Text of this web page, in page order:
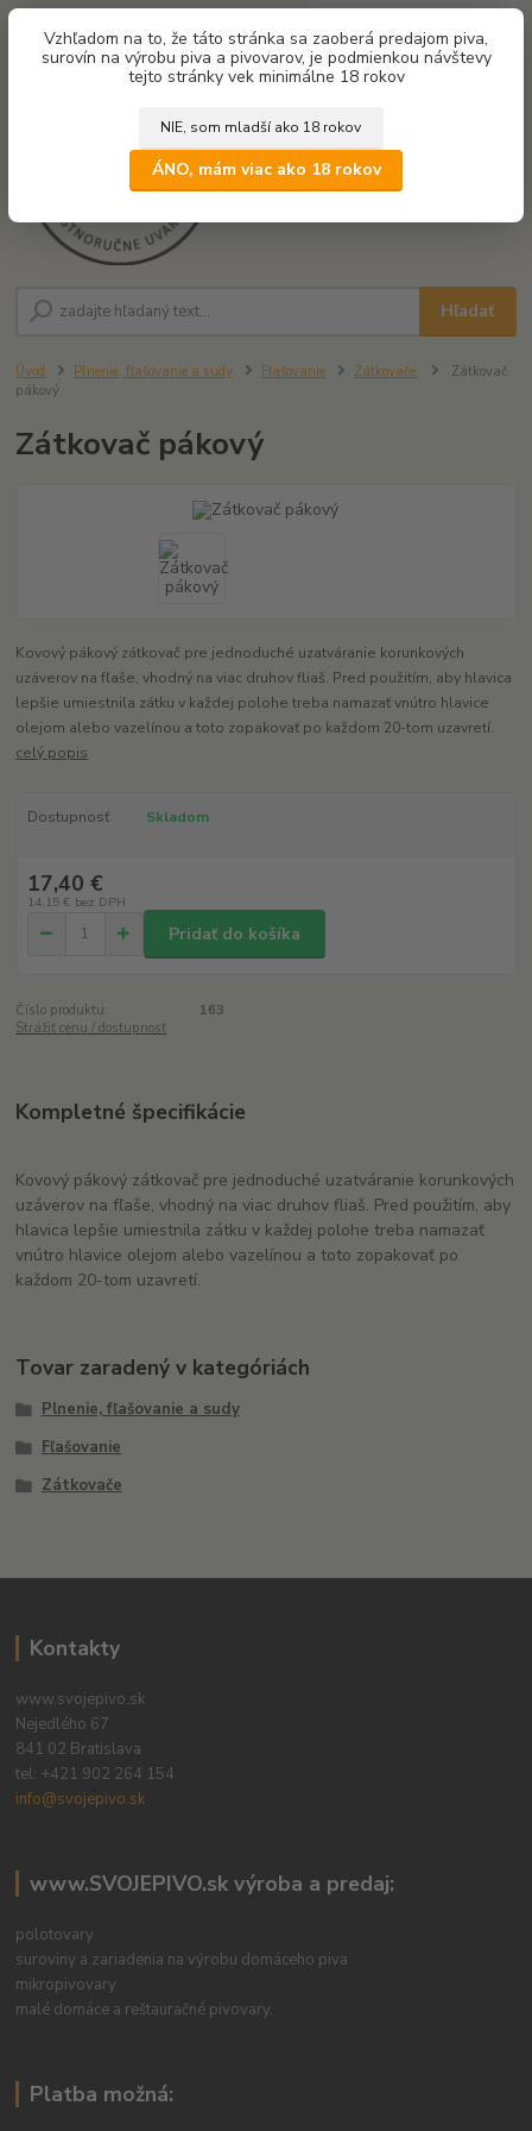
Vzhľadom na to, že táto stránka sa zaoberá predajom piva,
surovín na výrobu piva a pivovarov, je podmienkou návštevy
tejto stránky vek minimálne 18 rokov
NIE, som mladší ako 18 rokov
ÁNO, mám viac ako 18 rokov
Hľadať
za0,00 €
Úvod Plnenie, fľašovanie a sudy Fľašovanie Zátkovače
Zátkovač
pákový
Zátkovač pákový
Kovový pákový zátkovač pre jednoduché uzatváranie korunkových
uzáverov na fľaše, vhodný na viac druhov fliaš. Pred použitím, aby hlavica
lepšie umiestnila zátku v každej polohe treba namazať vnútro hlavice
olejom alebo vazelínou a toto zopakovať po každom 20-tom uzavretí.
celý popis
Dostupnosť Skladom
17,40 €
14,15 € bez DPH
Pridať do košíka
Číslo produktu:
163
Strážiť cenu / dostupnosť
Kompletné špecifikácie
Kovový pákový zátkovač pre jednoduché uzatváranie korunkových
uzáverov na fľaše, vhodný na viac druhov fliaš. Pred použitím, aby
hlavica lepšie umiestnila zátku v každej polohe treba namazať
vnútro hlavice olejom alebo vazelínou a toto zopakovať po
každom 20-tom uzavretí.
Tovar zaradený v kategóriách
Plnenie, fľašovanie a sudy
Fľašovanie
Zátkovače
Kontakty
www.svojepivo.sk
Nejedlého 67
841 02 Bratislava
tel: +421 902 264 154
info@svojepivo.sk
www.SVOJEPIVO.sk výroba a predaj:
polotovary
suroviny a zariadenia na výrobu domáceho piva
mikropivovary
malé domáce a reštauračné pivovary.
Platba možná: